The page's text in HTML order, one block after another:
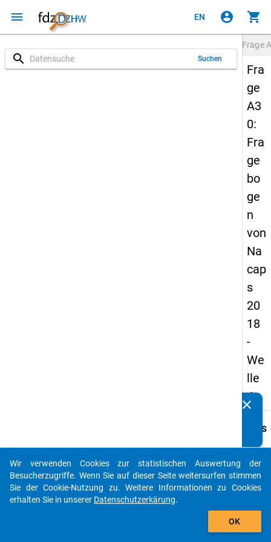
menu EN account_circle shopping_cart
search Suchen
Frage
Fra
ge
A3
0:
Fra
ge
bo
ge
n
von
Na
cap
s
20
18
-
We
lle
4
Details
A30
clear
auto_stories
add_shopping_cart
Wir verwenden Cookies zur statistischen Auswertung der
Besucherzugriffe. Wenn Sie auf dieser Seite weitersurfen stimmen
Sie der Cookie-Nutzung zu. Weitere Informationen zu Cookies
erhalten Sie in unserer Datenschutzerkärung.
OK